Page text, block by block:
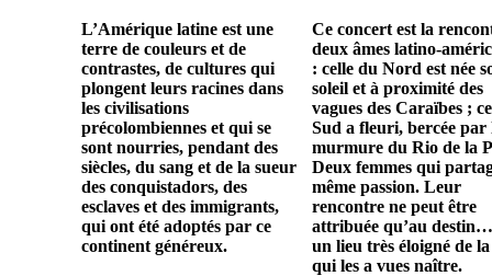
L’Amérique latine est une
terre de couleurs et de
contrastes, de cultures qui
plongent leurs racines dans
les civilisations
précolombiennes et qui se
sont nourries, pendant des
siècles, du sang et de la sueur
des conquistadors, des
esclaves et des immigrants,
qui ont été adoptés par ce
continent généreux.
Ce concert est la
deux âmes latino-
: celle du Nord est née
soleil et à proximité des
vagues des Caraïbes ;
Sud a fleuri, bercée par
murmure du Rio de la
Deux femmes qui
même passion. Leur
rencontre ne peut être
attribuée qu’au
un lieu très éloigné de
qui les a vues naître.